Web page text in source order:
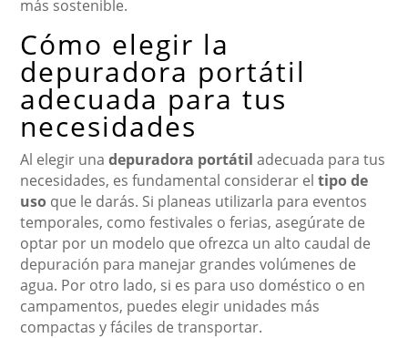
más sostenible.
Cómo elegir la
depuradora portátil
adecuada para tus
necesidades
Al elegir unadepuradora portátil adecuada para tus
necesidades, es fundamental considerar eltipo de
uso que le darás. Si planeas utilizarla para eventos
temporales, como festivales o ferias, asegúrate de
optar por un modelo que ofrezca un alto caudal de
depuración para manejar grandes volúmenes de
agua. Por otro lado, si es para uso doméstico o en
campamentos, puedes elegir unidades más
compactas y fáciles de transportar.